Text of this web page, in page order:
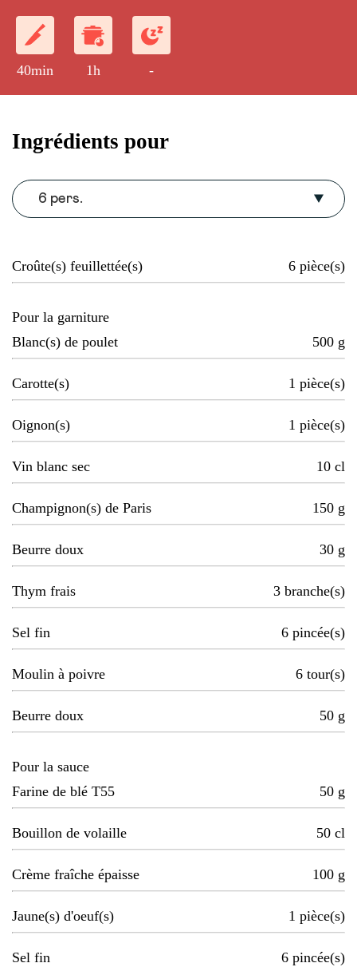
40min 1h -
Ingrédients pour
6 pers.
Croûte(s) feuillettée(s) 6 pièce(s)
Pour la garniture
Blanc(s) de poulet
500 g
Carotte(s) 1 pièce(s)
Oignon(s) 1 pièce(s)
Vin blanc sec 10 cl
Champignon(s) de Paris 150 g
Beurre doux 30 g
Thym frais 3 branche(s)
Sel fin 6 pincée(s)
Moulin à poivre 6 tour(s)
Beurre doux 50 g
Pour la sauce
Farine de blé T55
50 g
Bouillon de volaille 50 cl
Crème fraîche épaisse 100 g
Jaune(s) d'oeuf(s) 1 pièce(s)
Sel fin 6 pincée(s)